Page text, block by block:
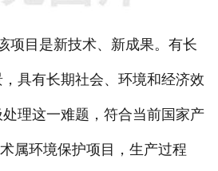
联系我们
项目是新技术、新成果。有长
具有长期社会、环境和经济效
理这一难题，符合当前国家产
属环境保护项目，生产过程